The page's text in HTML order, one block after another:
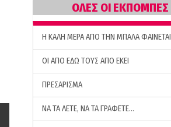
ΟΛΕΣ ΟΙ ΕΚΠΟΜΠΕΣ
H ΚΑΛΗ ΜΕΡΑ ΑΠΟ ΤΗΝ ΜΠΑΛΑ ΦΑΙΝΕΤΑΙ
ΟΙ ΑΠΟ ΕΔΩ ΤΟΥΣ ΑΠΟ ΕΚΕΙ
ΠΡΕΣΑΡΙΣΜΑ
ΝΑ ΤΑ ΛΕΤΕ, ΝΑ ΤΑ ΓΡΑΦΕΤΕ…